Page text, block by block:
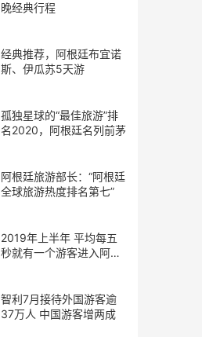
晚经典行程
经典推荐，阿根廷布宜诺
斯、伊瓜苏5天游
孤独星球的“最佳旅游”排
名2020，阿根廷名列前茅
阿根廷旅游部长：“阿根廷
全球旅游热度排名第七”
2019年上半年 平均每五
秒就有一个游客进入阿根
智利7月接待外国游客逾
37万人 中国游客增两成